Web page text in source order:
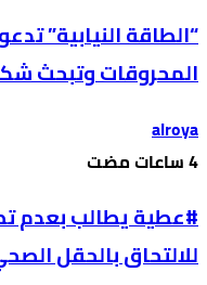
“الطاقة النيابية”
المحروقات وتبحث
alroya
للالتحاق بالحقل